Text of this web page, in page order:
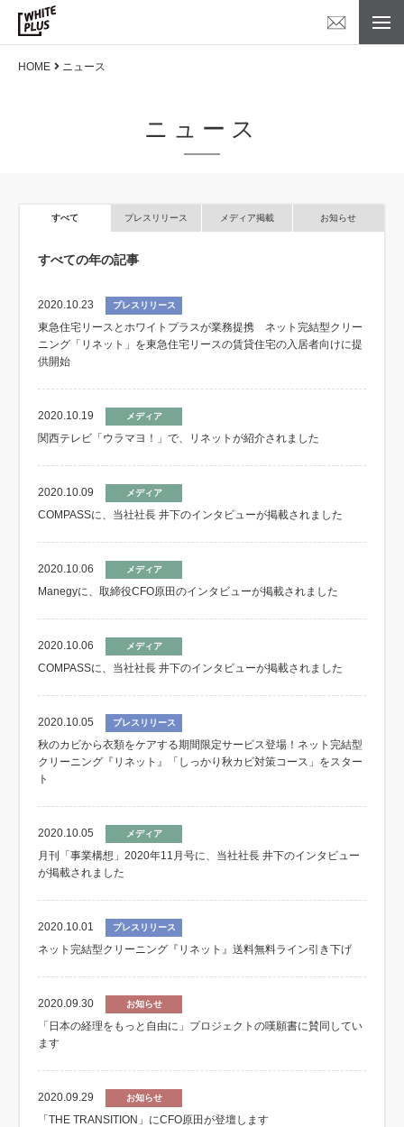
HOME ニュース
ニュース
すべて プレスリリース メディア掲載 お知らせ
すべての年の記事
2020.10.23 プレスリリース
東急住宅リースとホワイトプラスが業務提携 ネット完結型クリー
ニング「リネット」を東急住宅リースの賃貸住宅の入居者向けに提
供開始
2020.10.19 メディア
関西テレビ「ウラマヨ！」で、リネットが紹介されました
2020.10.09 メディア
COMPASSに、当社社長 井下のインタビューが掲載されました
2020.10.06 メディア
Manegyに、取締役CFO原田のインタビューが掲載されました
2020.10.06 メディア
COMPASSに、当社社長 井下のインタビューが掲載されました
2020.10.05 プレスリリース
秋のカビから衣類をケアする期間限定サービス登場！ネット完結型
クリーニング『リネット』「しっかり秋カビ対策コース」をスター
ト
2020.10.05 メディア
月刊「事業構想」2020年11月号に、当社社長 井下のインタビュー
が掲載されました
2020.10.01 プレスリリース
ネット完結型クリーニング『リネット』送料無料ライン引き下げ
2020.09.30 お知らせ
「日本の経理をもっと自由に」プロジェクトの嘆願書に賛同してい
ます
2020.09.29 お知らせ
「THE TRANSITION」にCFO原田が登壇します